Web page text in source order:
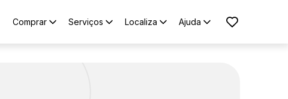
Comprar Serviços Localiza Ajuda